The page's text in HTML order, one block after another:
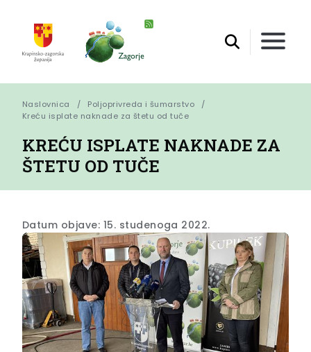
Naslovnica
Poljoprivreda i šumarstvo
Kreću isplate naknade za štetu od tuče
KREĆU ISPLATE NAKNADE ZA
ŠTETU OD TUČE
Datum objave: 15. studenoga 2022.